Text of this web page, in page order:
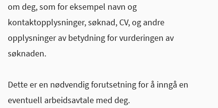
om deg, som for eksempel navn og
kontaktopplysninger, søknad, CV, og andre
opplysninger av betydning for vurderingen av
søknaden.
Dette er en nødvendig forutsetning for å inngå en
eventuell arbeidsavtale med deg.